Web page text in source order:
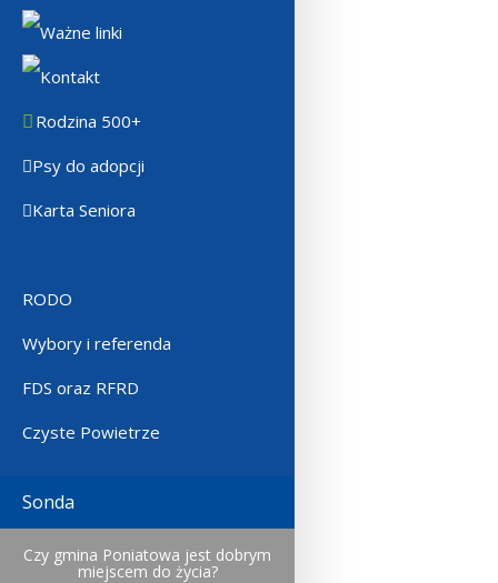
Ważne linki
Kontakt
Rodzina 500+
Psy do adopcji
Karta Seniora
RODO
Wybory i referenda
FDS oraz RFRD
Czyste Powietrze
Sonda
Czy gmina Poniatowa jest dobrym
miejscem do życia?